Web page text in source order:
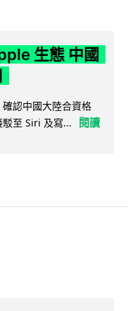
生態 中國
認中國大陸合資格
至 Siri 及寫...
閱讀